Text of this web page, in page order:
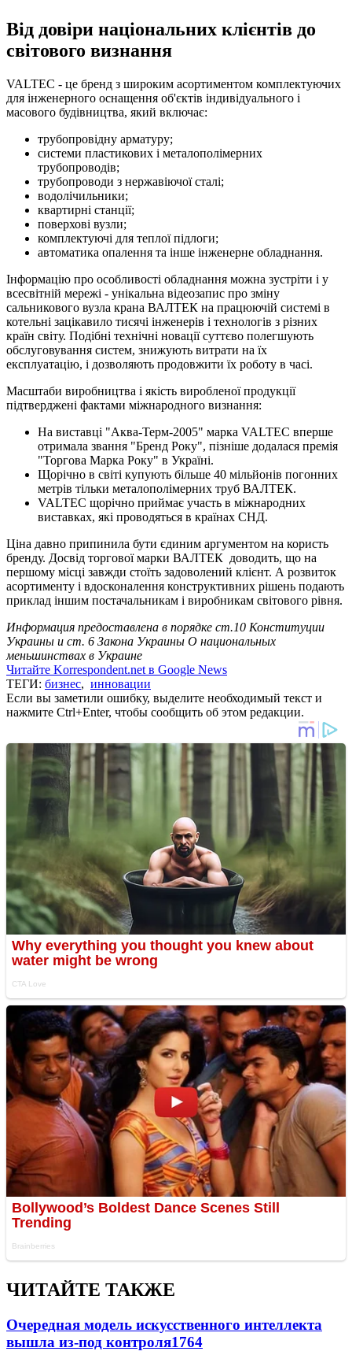
Від довіри національних клієнтів до
світового визнання
VALTEC - це бренд з широким асортиментом комплектуючих
для інженерного оснащення об'єктів індивідуального і
масового будівництва, який включає:
трубопровідну арматуру;
системи пластикових і металополімерних
трубопроводів;
трубопроводи з нержавіючої сталі;
водолічильники;
квартирні станції;
поверхові вузли;
комплектуючі для теплої підлоги;
автоматика опалення та інше інженерне обладнання.
Інформацію про особливості обладнання можна зустріти і у
всесвітній мережі - унікальна відеозапис про зміну
сальникового вузла крана ВАЛТЕК на працюючій системі в
котельні зацікавило тисячі інженерів і технологів з різних
країн світу. Подібні технічні новації суттєво полегшують
обслуговування систем, знижують витрати на їх
експлуатацію, і дозволяють продовжити їх роботу в часі.
Масштаби виробництва і якість виробленої продукції
підтверджені фактами міжнародного визнання:
На виставці "Аква-Терм-2005" марка VALTEC вперше
отримала звання "Бренд Року", пізніше додалася премія
"Торгова Марка Року" в Україні.
Щорічно в світі купують більше 40 мільйонів погонних
метрів тільки металополімерних труб ВАЛТЕК.
VALTEC щорічно приймає участь в міжнародних
виставках, які проводяться в країнах СНД.
Ціна давно припинила бути єдиним аргументом на користь
бренду. Досвід торгової марки ВАЛТЕК доводить, що на
першому місці завжди стоїть задоволений клієнт. А розвиток
асортименту і вдосконалення конструктивних рішень подають
приклад іншим постачальникам і виробникам світового рівня.
Информация предоставлена в порядке ст.10 Конституции
Украины и ст. 6 Закона Украины О национальных
меньшинствах в Украине
Читайте Korrespondent.net в Google News
ТЕГИ: бизнес, инновации
Если вы заметили ошибку, выделите необходимый текст и
нажмите Ctrl+Enter, чтобы сообщить об этом редакции.
ЧИТАЙТЕ ТАКЖЕ
Очередная модель искусственного интеллекта
вышла из-под контроля1764